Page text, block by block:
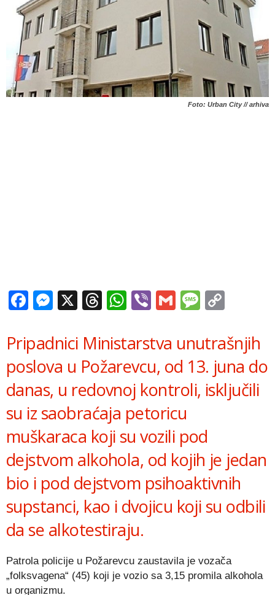
Foto: Urban City // arhiva
Facebook
Messenger
X Threads
WhatsApp
ViberGmail
Pripadnici Ministarstva unutrašnjih
poslova u Požarevcu, od 13. juna do
danas, u redovnoj kontroli, isključili
su iz saobraćaja petoricu
muškaraca koji su vozili pod
dejstvom alkohola, od kojih je jedan
bio i pod dejstvom psihoaktivnih
supstanci, kao i dvojicu koji su odbili
da se alkotestiraju.
Patrola policije u Požarevcu zaustavila je vozača
„folksvagena“ (45) koji je vozio sa 3,15 promila alkohola
u organizmu.